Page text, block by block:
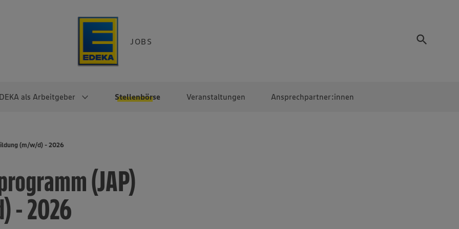
JOBS
als Arbeitgeber Stellenbörse Veranstaltungen Ansprechpartner:innen
Direkteinstieg
Noch Fragen?
Überblick
EDEKA-Zentrale
EDEKA Fruchtkontor
EDEKA Foodservice
EDEKA-
(m/w/d) - 2026
(JAP)
- 2026